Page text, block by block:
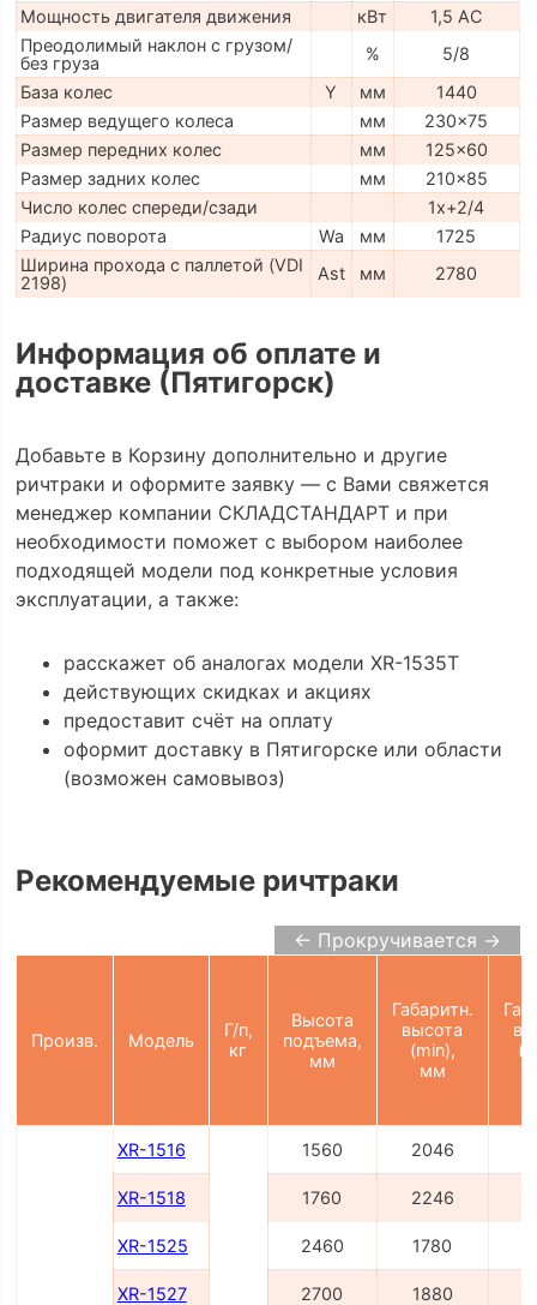
Мощность двигателя движения кВт
1,5 АС
Преодолимый наклон с грузом/
без груза
%
5/8
База колес
Y мм
1440
Размер ведущего колеса
мм
230x75
Размер передних колес
мм
125x60
Размер задних колес
мм
210x85
Число колес спереди/сзади
1x+2/4
Радиус поворота
Wa мм
1725
Ширина прохода с паллетой (VDI
2198)
Ast мм 2780
Информация об оплате и
доставке (Пятигорск)
Добавьте в Корзину дополнительно и другие
ричтраки и оформите заявку — с Вами свяжется
менеджер компании СКЛАДСТАНДАРТ и при
необходимости поможет с выбором наиболее
подходящей модели под конкретные условия
эксплуатации, а также:
расскажет об аналогах модели XR-1535T
действующих скидках и акциях
предоставит счёт на оплату
оформит доставку в Пятигорске или области
(возможен самовывоз)
Рекомендуемые ричтраки
← Прокручивается →
Произв. Модель
Г/п,
кг
Высота
подъема,
мм
Габаритн.
высота
(min),
мм
XR-1516 1560 2046
XR-1518 1760 2246
XR-1525 2460 1780
XR-1527 2700 1880